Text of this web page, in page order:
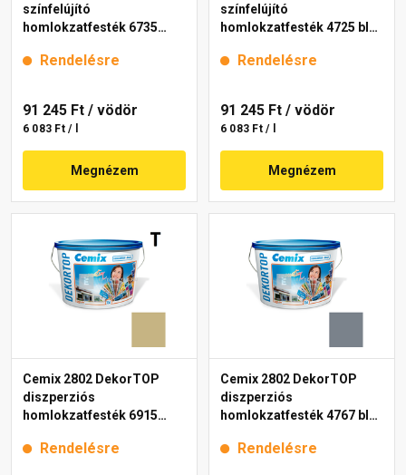
színfelújító
homlokzatfesték 6735
Rendelésre
91 245 Ft / vödör
6 083 Ft / l
Megnézem
színfelújító
homlokzatfesték 4725 blue
Rendelésre
91 245 Ft / vödör
6 083 Ft / l
Megnézem
Cemix 2802 DekorTOP
diszperziós
homlokzatfesték 6915
Rendelésre
Cemix 2802 DekorTOP
diszperziós
homlokzatfesték 4767 blue
Rendelésre